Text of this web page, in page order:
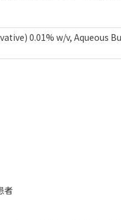
0.01% w/v, Aqueous
者